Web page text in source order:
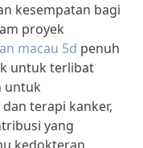
kesempatan bagi
proyek
macau 5d penuh
untuk terlibat
untuk
terapi kanker,
yang